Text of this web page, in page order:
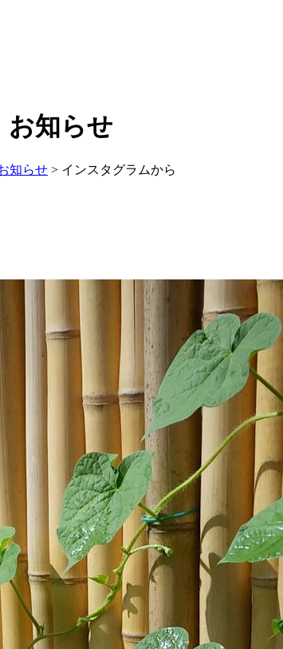
お知らせ
知らせ > インスタグラムから